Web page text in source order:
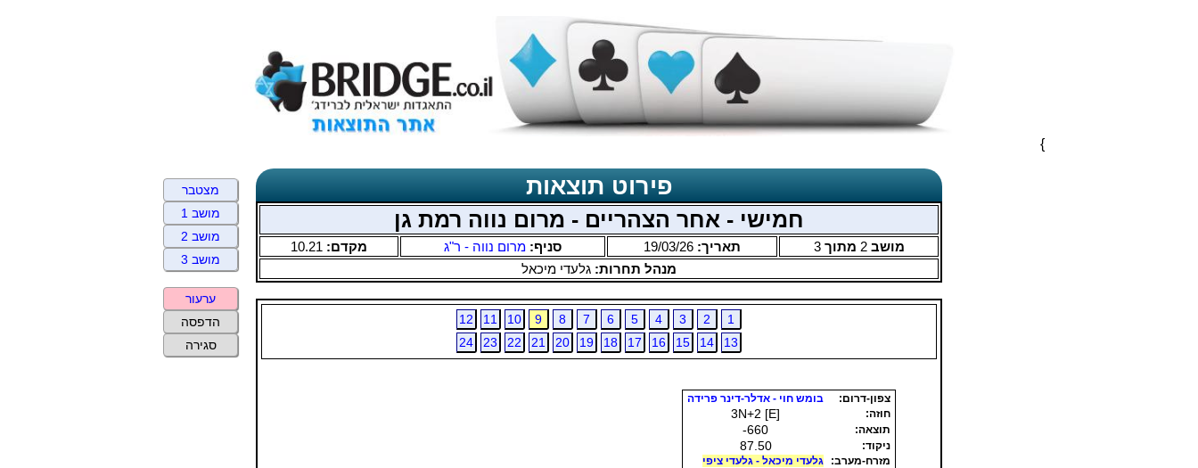
}
פירוט תוצאות
חמישי - אחר הצהריים - מרום נווה רמת גן
מושב2 מתוך3 תאריך: 19/03/26 סניף: מרום נווה - ר"ג מקדם: 10.21
מנהל תחרות: גלעדי מיכאל
1
2
3
4
5
6
7
8
9
10
11
12
13
14
15
16
17
18
19
20
21
22
23
24
צפון-דרום:
בומש חוי - אדלר-דינר פרידה
חוזה:
3N+2 [E]
תוצאה: -660
ניקוד: 87.50
מזרח-מערב: גלעדי מיכאל - גלעדי ציפי
מצטבר
מושב 1
מושב 2
מושב 3
ערעור
הדפסה
סגירה